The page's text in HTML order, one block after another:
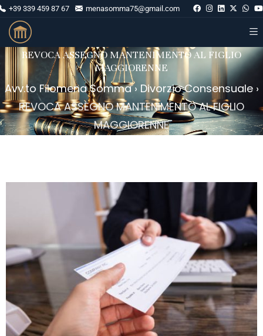
+39 339 459 87 67 menasomma75@gmail.com
REVOCA ASSEGNO MANTENIMENTO AL FIGLIO
MAGGIORENNE
Avv.to Filomena Somma› Divorzio Consensuale›
REVOCA ASSEGNO MANTENIMENTO AL FIGLIO
MAGGIORENNE